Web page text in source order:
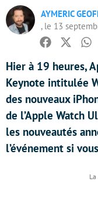
AYMERIC
, le 13
Facebook
Twitter
Hier à 19 heures,
Keynote intitulée
des nouveaux
de l’Apple Watch
les nouveautés
l’événement si